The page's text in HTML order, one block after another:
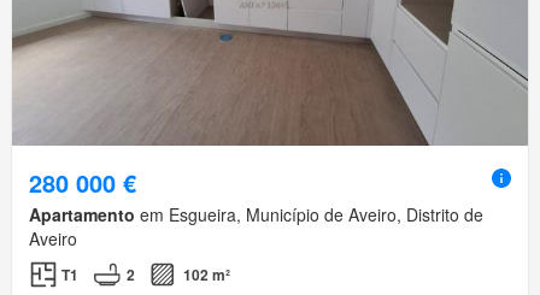
280 000 €
Apartamento em Esgueira, Município de Aveiro, Distrito de
Aveiro
T1 2
102 m²